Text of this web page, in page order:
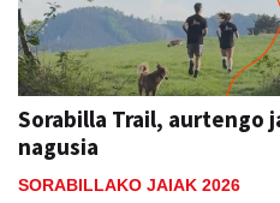
Sorabilla Trail, aurtengo
nagusia
SORABILLAKO JAIAK 2026